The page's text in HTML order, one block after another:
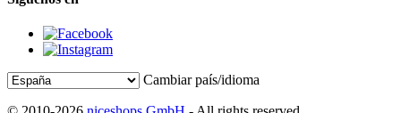
Cambiar país/idioma